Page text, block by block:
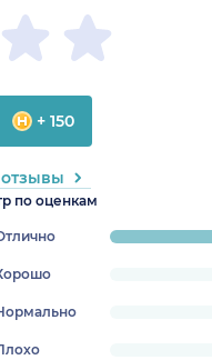
по оценкам
+ 150